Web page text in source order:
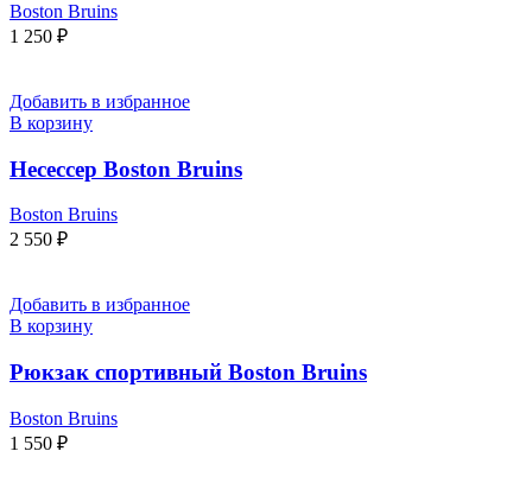
Boston Bruins
1 250 ₽
Добавить в избранное
В корзину
Несессер Boston Bruins
Boston Bruins
2 550 ₽
Добавить в избранное
В корзину
Рюкзак спортивный Boston Bruins
Boston Bruins
1 550 ₽